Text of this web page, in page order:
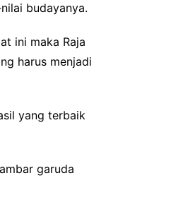
budayanya.
ini maka Raja
harus menjadi
yang terbaik
garuda